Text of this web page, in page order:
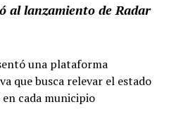
al lanzamiento de Radar
una plataforma
que busca relevar el estado
cada municipio